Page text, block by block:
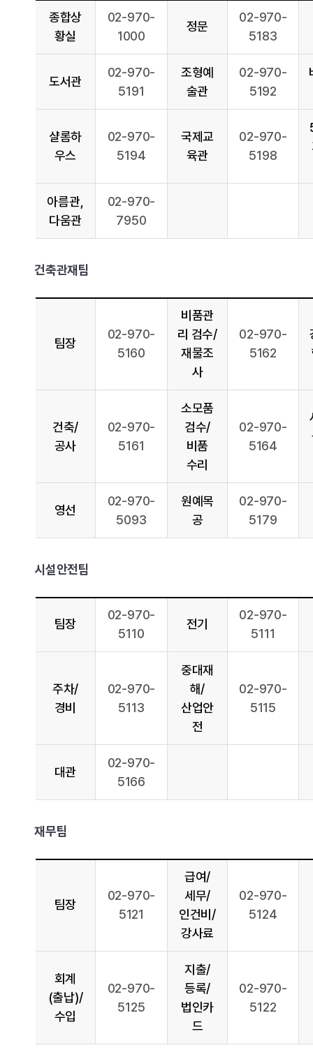
종합상
황실
02-970-
1000
정문
02-970-
5183
도서관
02-970-
5191
조형예
술관
02-970-
5192
샬롬하
우스
02-970-
5194
국제교
육관
02-970-
5198
아름관,
다움관
02-970-
7950
건축관재팀
팀장
02-970-
5160
비품관
리 검수/
재물조
사
02-970-
5162
건축/
공사
02-970-
5161
소모품
검수/
비품
수리
02-970-
5164
영선
02-970-
5093
원예목
공
02-970-
5179
시설안전팀
팀장
02-970-
5110
전기
02-970-
5111
주차/
경비
02-970-
5113
중대재
해/
산업안
전
02-970-
5115
대관
02-970-
5166
재무팀
팀장
02-970-
5121
급여/
세무/
인건비/
강사료
02-970-
5124
회계
(출납)/
수입
02-970-
5125
지출/
등록/
법인카
드
02-970-
5122